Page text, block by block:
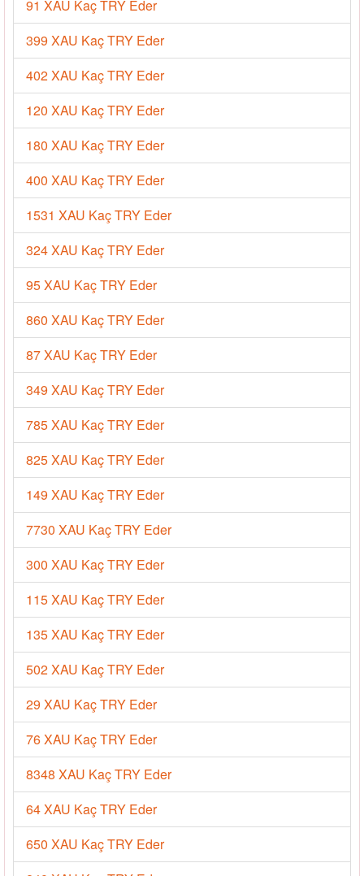
91 XAU Kaç TRY Eder
399 XAU Kaç TRY Eder
402 XAU Kaç TRY Eder
120 XAU Kaç TRY Eder
180 XAU Kaç TRY Eder
400 XAU Kaç TRY Eder
1531 XAU Kaç TRY Eder
324 XAU Kaç TRY Eder
95 XAU Kaç TRY Eder
860 XAU Kaç TRY Eder
87 XAU Kaç TRY Eder
349 XAU Kaç TRY Eder
785 XAU Kaç TRY Eder
825 XAU Kaç TRY Eder
149 XAU Kaç TRY Eder
7730 XAU Kaç TRY Eder
300 XAU Kaç TRY Eder
115 XAU Kaç TRY Eder
135 XAU Kaç TRY Eder
502 XAU Kaç TRY Eder
29 XAU Kaç TRY Eder
76 XAU Kaç TRY Eder
8348 XAU Kaç TRY Eder
64 XAU Kaç TRY Eder
650 XAU Kaç TRY Eder